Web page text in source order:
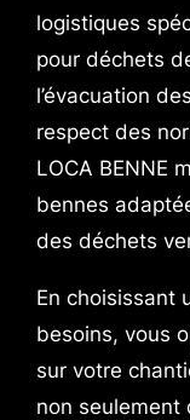
logistiques
pour déchets
l’évacuation
respect des
LOCA BENNE
bennes
des déchets
En choisissant
besoins, vous
sur votre
non seulement